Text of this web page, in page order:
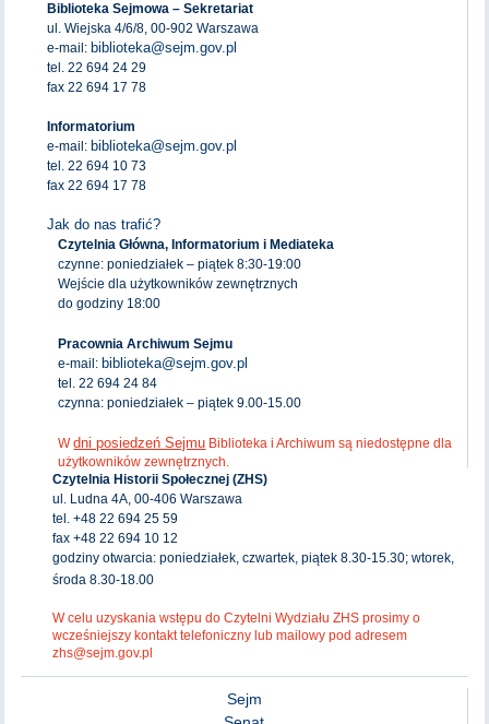
Biblioteka Sejmowa – Sekretariat
ul. Wiejska 4/6/8, 00-902 Warszawa
e-mail: biblioteka@sejm.gov.pl
tel. 22 694 24 29
fax 22 694 17 78
Informatorium
e-mail: biblioteka@sejm.gov.pl
tel. 22 694 10 73
fax 22 694 17 78
Jak do nas trafić?
Czytelnia Główna, Informatorium i Mediateka
czynne: poniedziałek – piątek 8:30-19:00
Wejście dla użytkowników zewnętrznych
do godziny 18:00
Pracownia Archiwum Sejmu
e-mail: biblioteka@sejm.gov.pl
tel. 22 694 24 84
czynna: poniedziałek – piątek 9.00-15.00
Wdni posiedzeń Sejmu Biblioteka i Archiwum są niedostępne dla
użytkowników zewnętrznych.
Czytelnia Historii Społecznej (ZHS)
ul. Ludna 4A, 00-406 Warszawa
tel. +48 22 694 25 59
fax +48 22 694 10 12
godziny otwarcia: poniedziałek, czwartek, piątek 8.30-15.30; wtorek,
środa 8.30-18.00
W celu uzyskania wstępu do Czytelni Wydziału ZHS prosimy o
wcześniejszy kontakt telefoniczny lub mailowy pod adresem
zhs@sejm.gov.pl
Sejm